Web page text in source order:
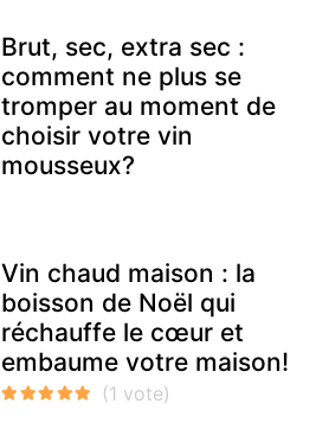
Brut, sec, extra sec :
comment ne plus se
tromper au moment de
choisir votre vin
mousseux?
Vin chaud maison : la
boisson de Noël qui
réchauffe le cœur et
embaume votre maison!